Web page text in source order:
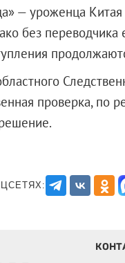
— уроженца
без
проверка, по
решение.